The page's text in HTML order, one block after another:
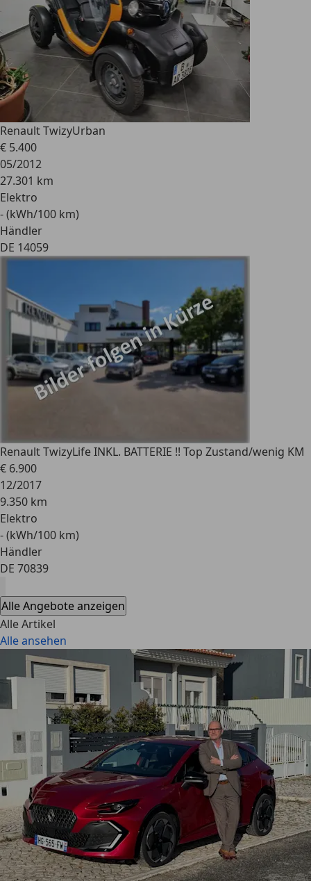
Renault TwizyUrban
€ 5.400
05/2012
27.301 km
Elektro
- (kWh/100 km)
Händler
DE 14059
Renault TwizyLife INKL. BATTERIE !! Top Zustand/wenig KM
€ 6.900
12/2017
9.350 km
Elektro
- (kWh/100 km)
Händler
DE 70839
Alle Angebote anzeigen
Alle Artikel
Alle ansehen